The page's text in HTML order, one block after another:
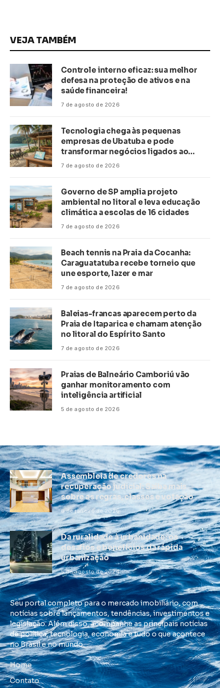
VEJA TAMBÉM
Controle interno eficaz: sua melhor
defesa na proteção de ativos e na
saúde financeira!
7 de agosto de 2026
Tecnologia chega às pequenas
empresas de Ubatuba e pode
transformar negócios ligados ao
turismo no litoral
7 de agosto de 2026
Governo de SP amplia projeto
ambiental no litoral e leva educação
climática a escolas de 16 cidades
7 de agosto de 2026
Beach tennis na Praia da Cocanha:
Caraguatatuba recebe torneio que
une esporte, lazer e mar
7 de agosto de 2026
Baleias-francas aparecem perto da
Praia de Itaparica e chamam atenção
no litoral do Espírito Santo
7 de agosto de 2026
Praias de Balneário Camboriú vão
ganhar monitoramento com
inteligência artificial
5 de agosto de 2026
Assembleia de credores na
recuperação judicial: Saiba mais
sobre as regras, classes e votação
6 de janeiro de 2026
Da ruralidade à urbanidade: os
desafios e benefícios da rápida
urbanização
5 de agosto de 2024
Seu portal completo para o mercado imobiliário, com
notícias sobre lançamentos, tendências, investimentos e
legislação. Além disso, acompanhe as principais notícias
de política, tecnologia, economia e tudo o que acontece
no Brasil e no mundo.
Home
Contato